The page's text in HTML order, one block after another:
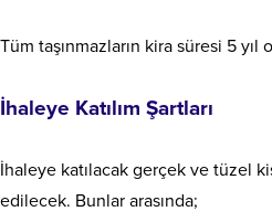
Tüm taşınmazların kira süresi 5
İhaleye Katılım Şartları
İhaleye katılacak gerçek ve tüzel
edilecek. Bunlar arasında;